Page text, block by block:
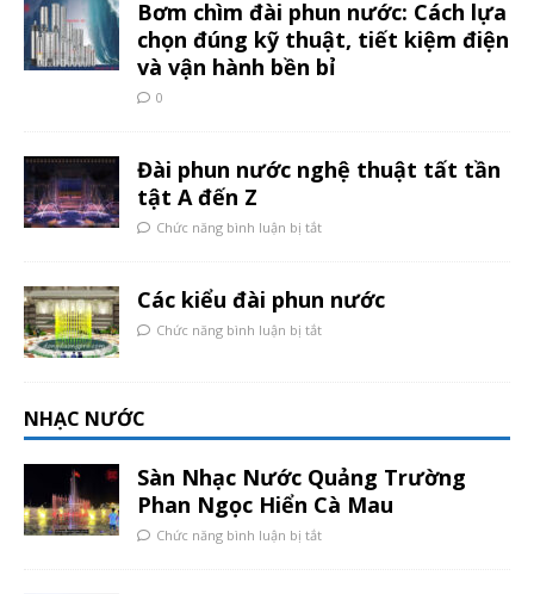
Bơm chìm đài phun nước: Cách lựa
chọn đúng kỹ thuật, tiết kiệm điện
và vận hành bền bỉ
0
Đài phun nước nghệ thuật tất tần
tật A đến Z
Chức năng bình luận bị tắt
Các kiểu đài phun nước
Chức năng bình luận bị tắt
NHẠC NƯỚC
Sàn Nhạc Nước Quảng Trường
Phan Ngọc Hiển Cà Mau
Chức năng bình luận bị tắt